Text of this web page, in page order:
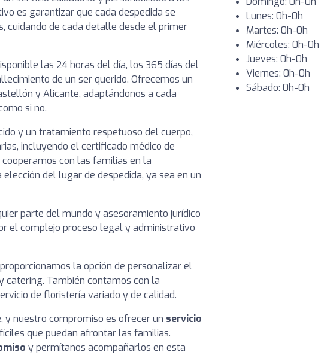
es garantizar que cada despedida se
cuidando de cada detalle desde el primer
las 24 horas del día, los 365 días del
de un ser querido. Ofrecemos un
y Alicante, adaptándonos a cada
si no.
y un tratamiento respetuoso del cuerpo,
incluyendo el certificado médico de
con las familias en la
del lugar de despedida, ya sea en un
parte del mundo y asesoramiento jurídico
el complejo proceso legal y administrativo
la opción de personalizar el
catering. También contamos con la
de floristería variado y de calidad.
y nuestro compromiso es ofrecer un servicio
que puedan afrontar las familias.
y permítanos acompañarlos en esta
Lunes: 0h-0h
Martes: 0h-0h
Miércoles: 0h-0h
Jueves: 0h-0h
Viernes: 0h-0h
Sábado: 0h-0h